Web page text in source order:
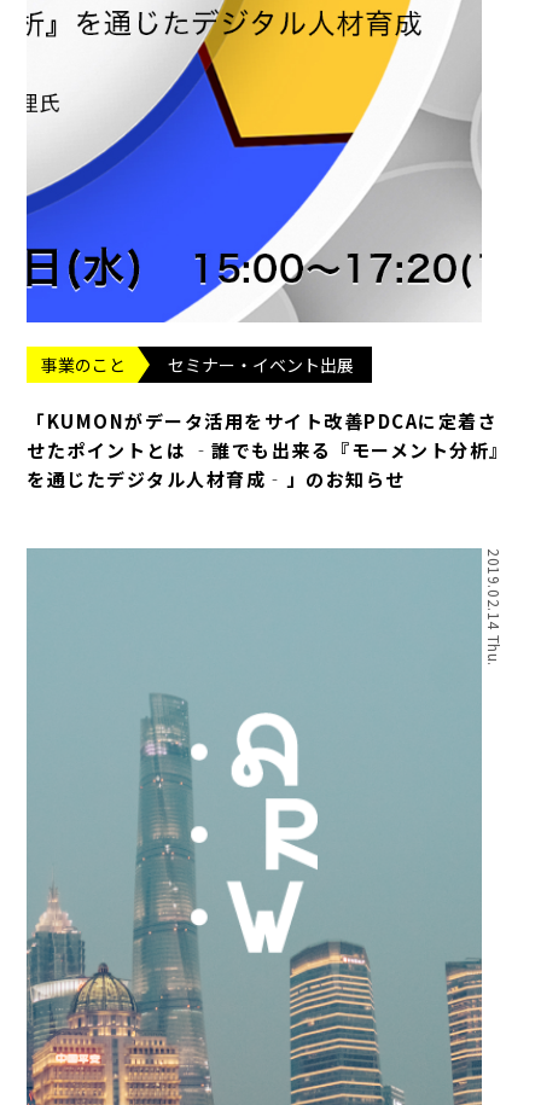
事業のこと セミナー・イベント出展
「KUMONがデータ活用をサイト改善PDCAに定着さ
せたポイントとは ‐誰でも出来る『モーメント分析』
を通じたデジタル人材育成‐」のお知らせ
2019.02.14 Thu.